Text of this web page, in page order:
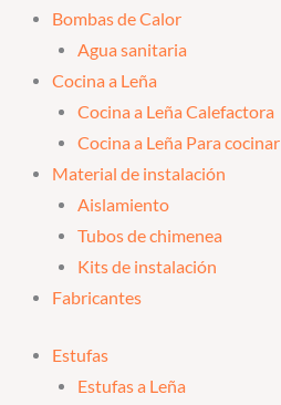
Bombas de Calor
Agua sanitaria
Cocina a Leña
Cocina a Leña Calefactora
Cocina a Leña Para cocinar
Material de instalación
Aislamiento
Tubos de chimenea
Kits de instalación
Fabricantes
Estufas
Estufas a Leña